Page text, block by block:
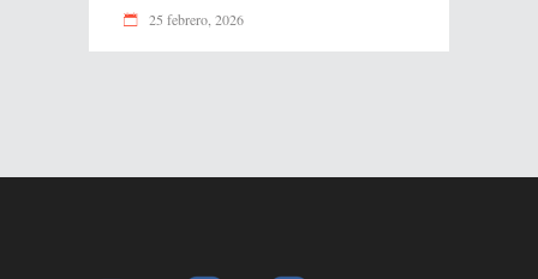
25 febrero, 2026